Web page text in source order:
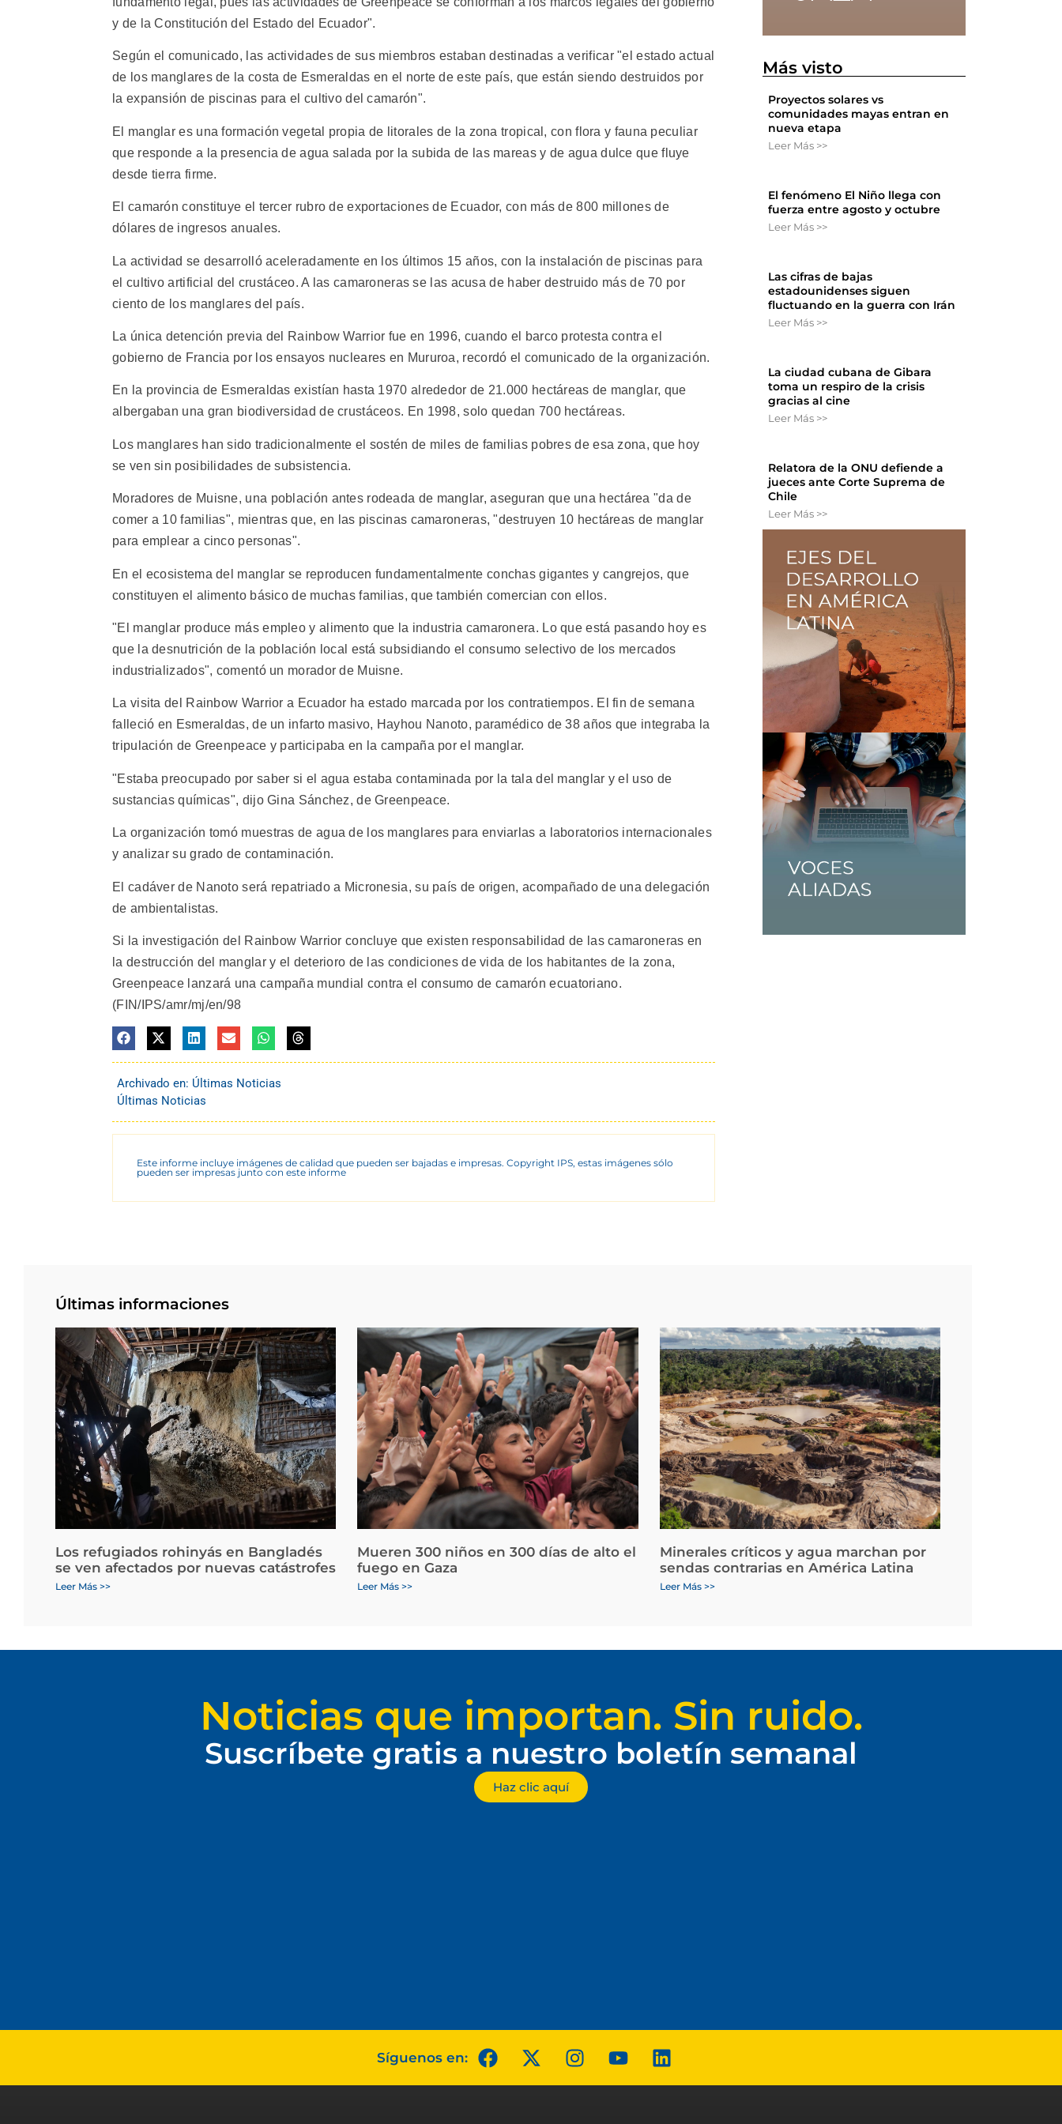
y de la Constitución del Estado del Ecuador".
Según el comunicado, las actividades de sus miembros estaban destinadas a verificar "el estado actual
de los manglares de la costa de Esmeraldas en el norte de este país, que están siendo destruidos por
la expansión de piscinas para el cultivo del camarón".
El manglar es una formación vegetal propia de litorales de la zona tropical, con flora y fauna peculiar
que responde a la presencia de agua salada por la subida de las mareas y de agua dulce que fluye
desde tierra firme.
El camarón constituye el tercer rubro de exportaciones de Ecuador, con más de 800 millones de
dólares de ingresos anuales.
La actividad se desarrolló aceleradamente en los últimos 15 años, con la instalación de piscinas para
el cultivo artificial del crustáceo. A las camaroneras se las acusa de haber destruido más de 70 por
ciento de los manglares del país.
La única detención previa del Rainbow Warrior fue en 1996, cuando el barco protesta contra el
gobierno de Francia por los ensayos nucleares en Mururoa, recordó el comunicado de la organización.
En la provincia de Esmeraldas existían hasta 1970 alrededor de 21.000 hectáreas de manglar, que
albergaban una gran biodiversidad de crustáceos. En 1998, solo quedan 700 hectáreas.
Los manglares han sido tradicionalmente el sostén de miles de familias pobres de esa zona, que hoy
se ven sin posibilidades de subsistencia.
Moradores de Muisne, una población antes rodeada de manglar, aseguran que una hectárea "da de
comer a 10 familias", mientras que, en las piscinas camaroneras, "destruyen 10 hectáreas de manglar
para emplear a cinco personas".
En el ecosistema del manglar se reproducen fundamentalmente conchas gigantes y cangrejos, que
constituyen el alimento básico de muchas familias, que también comercian con ellos.
"El manglar produce más empleo y alimento que la industria camaronera. Lo que está pasando hoy es
que la desnutrición de la población local está subsidiando el consumo selectivo de los mercados
industrializados", comentó un morador de Muisne.
La visita del Rainbow Warrior a Ecuador ha estado marcada por los contratiempos. El fin de semana
falleció en Esmeraldas, de un infarto masivo, Hayhou Nanoto, paramédico de 38 años que integraba la
tripulación de Greenpeace y participaba en la campaña por el manglar.
"Estaba preocupado por saber si el agua estaba contaminada por la tala del manglar y el uso de
sustancias químicas", dijo Gina Sánchez, de Greenpeace.
La organización tomó muestras de agua de los manglares para enviarlas a laboratorios internacionales
y analizar su grado de contaminación.
El cadáver de Nanoto será repatriado a Micronesia, su país de origen, acompañado de una delegación
de ambientalistas.
Si la investigación del Rainbow Warrior concluye que existen responsabilidad de las camaroneras en
la destrucción del manglar y el deterioro de las condiciones de vida de los habitantes de la zona,
Greenpeace lanzará una campaña mundial contra el consumo de camarón ecuatoriano.
(FIN/IPS/amr/mj/en/98
Archivado en: Últimas Noticias
Últimas Noticias
Este informe incluye imágenes de calidad que pueden ser bajadas e impresas. Copyright IPS, estas imágenes sólo
pueden ser impresas junto con este informe
Más visto
Proyectos solares vs
comunidades mayas entran en
nueva etapa
Leer Más >>
El fenómeno El Niño llega con
fuerza entre agosto y octubre
Leer Más >>
Las cifras de bajas
estadounidenses siguen
fluctuando en la guerra con Irán
Leer Más >>
La ciudad cubana de Gibara
toma un respiro de la crisis
gracias al cine
Leer Más >>
Relatora de la ONU defiende a
jueces ante Corte Suprema de
Chile
Leer Más >>
Últimas informaciones
Los refugiados rohinyás en Bangladés
se ven afectados por nuevas catástrofes
Leer Más >>
Mueren 300 niños en 300 días de alto el
fuego en Gaza
Leer Más >>
Minerales críticos y agua marchan por
sendas contrarias en América Latina
Leer Más >>
Noticias que importan. Sin ruido.
Suscríbete gratis a nuestro boletín semanal
Haz clic aquí
Síguenos en: